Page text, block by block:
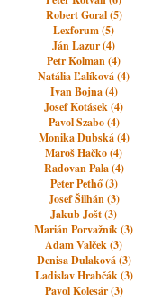
Robert Goral (5)
Lexforum (5)
Ján Lazur (4)
Petr Kolman (4)
Natália Ľalíková (4)
Ivan Bojna (4)
Josef Kotásek (4)
Pavol Szabo (4)
Monika Dubská (4)
Maroš Hačko (4)
Radovan Pala (4)
Peter Pethő (3)
Josef Šilhán (3)
Jakub Jošt (3)
Marián Porvažník (3)
Adam Valček (3)
Denisa Dulaková (3)
Ladislav Hrabčák (3)
Pavol Kolesár (3)